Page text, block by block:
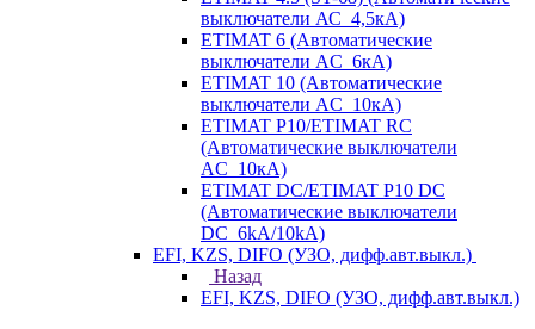
выключатели АС_4,5кА)
ETIMAT 6 (Автоматические
выключатели AC_6кА)
ETIMAT 10 (Автоматические
выключатели AC_10кА)
ETIMAT P10/ETIMAT RC
(Автоматические выключатели
AC_10кА)
ETIMAT DC/ETIMAT P10 DC
(Автоматические выключатели
DC_6kA/10kA)
EFI, KZS, DIFO (УЗО, дифф.авт.выкл.)
Назад
EFI, KZS, DIFO (УЗО, дифф.авт.выкл.)